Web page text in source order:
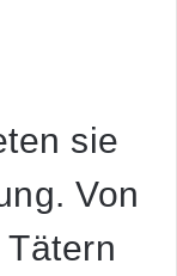
sie
Von